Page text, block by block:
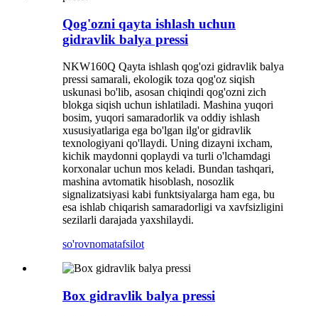
Qog'ozni qayta ishlash uchun
gidravlik balya pressi
NKW160Q Qayta ishlash qog'ozi gidravlik balya
pressi samarali, ekologik toza qog'oz siqish
uskunasi bo'lib, asosan chiqindi qog'ozni zich
blokga siqish uchun ishlatiladi. Mashina yuqori
bosim, yuqori samaradorlik va oddiy ishlash
xususiyatlariga ega bo'lgan ilg'or gidravlik
texnologiyani qo'llaydi. Uning dizayni ixcham,
kichik maydonni qoplaydi va turli o'lchamdagi
korxonalar uchun mos keladi. Bundan tashqari,
mashina avtomatik hisoblash, nosozlik
signalizatsiyasi kabi funktsiyalarga ham ega, bu
esa ishlab chiqarish samaradorligi va xavfsizligini
sezilarli darajada yaxshilaydi.
so'rovnomatafsilot
Box gidravlik balya pressi